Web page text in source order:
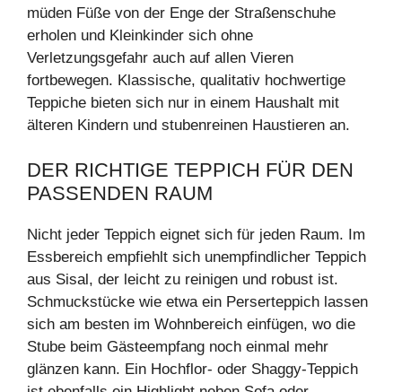
müden Füße von der Enge der Straßenschuhe
erholen und Kleinkinder sich ohne
Verletzungsgefahr auch auf allen Vieren
fortbewegen. Klassische, qualitativ hochwertige
Teppiche bieten sich nur in einem Haushalt mit
älteren Kindern und stubenreinen Haustieren an.
DER RICHTIGE TEPPICH FÜR DEN
PASSENDEN RAUM
Nicht jeder Teppich eignet sich für jeden Raum. Im
Essbereich empfiehlt sich unempfindlicher Teppich
aus Sisal, der leicht zu reinigen und robust ist.
Schmuckstücke wie etwa ein Perserteppich lassen
sich am besten im Wohnbereich einfügen, wo die
Stube beim Gästeempfang noch einmal mehr
glänzen kann. Ein Hochflor- oder Shaggy-Teppich